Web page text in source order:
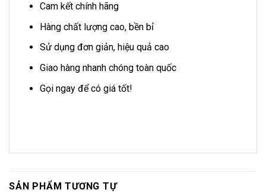
Cam kết chính hãng
Hàng chất lượng cao, bền bỉ
Sử dụng đơn giản, hiệu quả cao
Giao hàng nhanh chóng toàn quốc
Gọi ngay để có giá tốt!
SẢN PHẨM TƯƠNG TỰ